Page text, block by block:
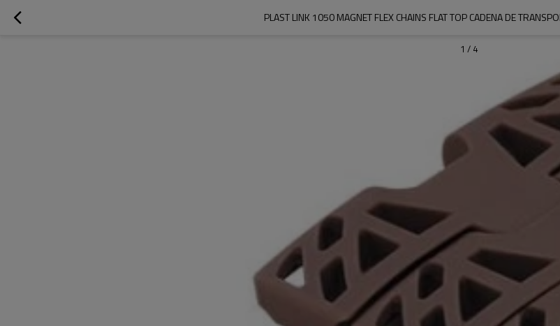
PLAST LINK 1050 MAGNET FLEX CHAINS FLAT TOP CADENA DE
1 / 4